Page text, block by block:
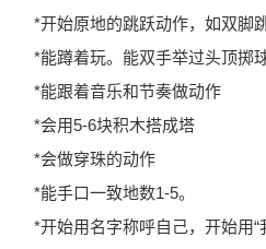
*开始原地的跳跃动作，如双脚
*能蹲着玩。能双手举过头顶掷
*能跟着音乐和节奏做动作
*会用5-6块积木搭成塔
*会做穿珠的动作
*能手口一致地数1-5。
*开始用名字称呼自己，开始用“